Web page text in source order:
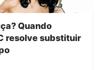
Quando
resolve substituir